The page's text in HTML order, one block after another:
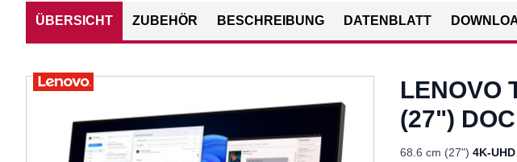
ÜBERSICHT ZUBEHÖR BESCHREIBUNG DATENBLATT
LENOVO
(27")
68.6 cm (27") 4K-